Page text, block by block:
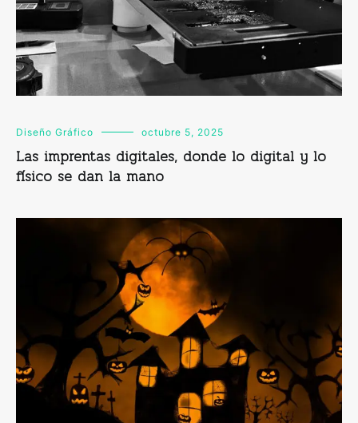
Diseño Gráfico octubre 5, 2025
Las imprentas digitales, donde lo digital y lo
físico se dan la mano